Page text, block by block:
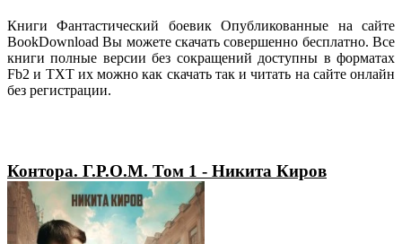
Книги Фантастический боевик Опубликованные на сайте
BookDownload Вы можете скачать совершенно бесплатно. Все
книги полные версии без сокращений доступны в форматах
Fb2 и TXT их можно как скачать так и читать на сайте онлайн
без регистрации.
Контора. Г.Р.О.М. Том 1 - Никита Киров